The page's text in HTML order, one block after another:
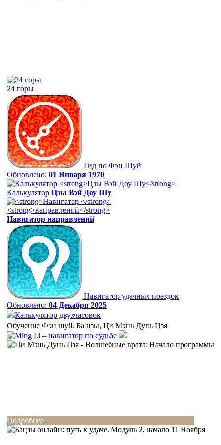
24 горы
Гид по Фэн Шуй
Обновлено: 01 Января 1970
Калькулятор Цзы Вэй Доу Шу
Навигатор направлений
Навигатор удачных поездок
Обновлено: 04 Декабря 2025
Калькулятор двухчасовок
Обучение Фэн шуй, Ба цзы, Ци Мэнь Дунь Цзя
Подробнее